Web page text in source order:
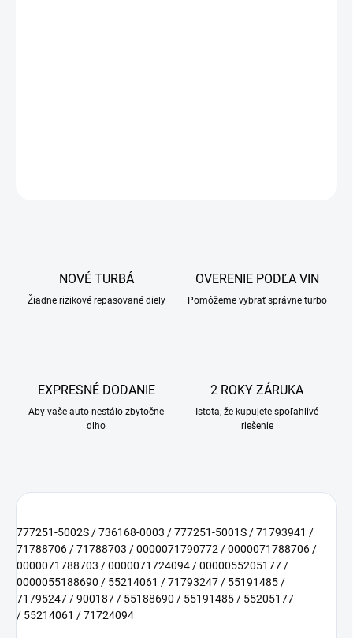
NOVÉ TURBÁ
Žiadne rizikové repasované diely
OVERENIE PODĽA VIN
Pomôžeme vybrať správne turbo
EXPRESNÉ DODANIE
Aby vaše auto nestálo zbytočne
dlho
2 ROKY ZÁRUKA
Istota, že kupujete spoľahlivé
riešenie
777251-5002S / 736168-0003 / 777251-5001S / 71793941 /
71788706 / 71788703 / 0000071790772 / 0000071788706 /
0000071788703 / 0000071724094 / 0000055205177 /
0000055188690 / 55214061 / 71793247 / 55191485 /
71795247 / 900187 / 55188690 / 55191485 / 55205177
/ 55214061 / 71724094